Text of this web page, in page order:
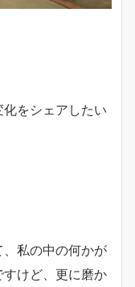
をシェアしたい
私の中の何かが
けど、更に磨か